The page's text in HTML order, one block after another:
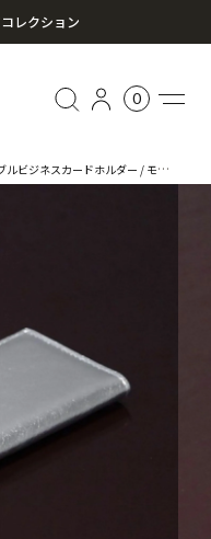
レクション
で送料無料
0
ビジネスカードホルダー / モスクワ 457-142